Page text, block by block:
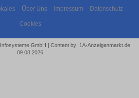
Über Uns Impressum Datenschutz
Cookies
GmbH | Content by: 1A-Anzeigenmarkt.de
09.08.2026